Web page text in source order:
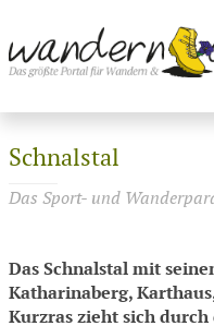
Schnalstal
Das Sport- und
Das Schnalstal mit
Katharinaberg,
Kurzras zieht sich